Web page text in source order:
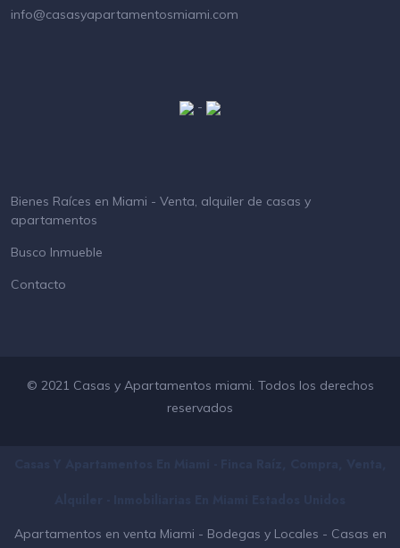
info@casasyapartamentosmiami.com
-
Bienes Raíces en Miami - Venta, alquiler de casas y
apartamentos
Busco Inmueble
Contacto
© 2021 Casas y Apartamentos miami. Todos los derechos
reservados
Apartamentos en venta Miami - Bodegas y Locales - Casas en